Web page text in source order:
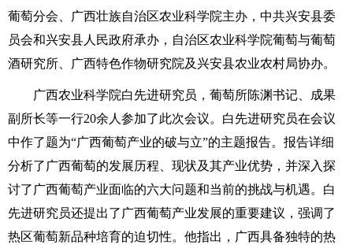
葡萄分会、广西壮族自治区农业科学院主办，中共兴安县委
员会和兴安县人民政府承办，自治区农业科学院葡萄与葡萄
酒研究所、广西特色作物研究院及兴安县农业农村局协办。
广西农业科学院白先进研究员，葡萄所陈渊书记、成果
副所长等一行20余人参加了此次会议。白先进研究员在会议
中作了题为“广西葡萄产业的破与立”的主题报告。报告详细
分析了广西葡萄的发展历程、现状及其产业优势，并深入探
讨了广西葡萄产业面临的六大问题和当前的挑战与机遇。白
先进研究员还提出了广西葡萄产业发展的重要建议，强调了
热区葡萄新品种培育的迫切性。他指出，广西具备独特的热